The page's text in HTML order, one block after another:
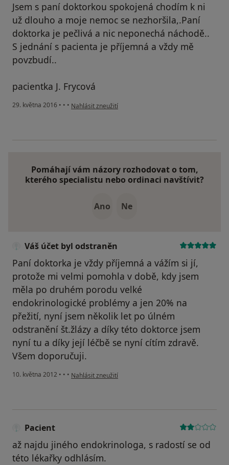
Jsem s paní doktorkou spokojená chodím k ni
už dlouho a moje nemoc se nezhoršila,.Paní
doktorka je pečlivá a nic neponechá náchodě..
S jednání s pacienta je příjemná a vždy mě
povzbudí..
pacientka J. Frycová
29. května 2016 • • • podle názoru uživatele Váš účet byl odstraněn
Nahlásit zneužití
Pomáhají vám názory rozhodovat o tom,
kterého specialistu nebo ordinaci navštívit?
Ano Ne
Váš účet byl odstraněn
Paní doktorka je vždy příjemná a vážím si jí,
protože mi velmi pomohla v době, kdy jsem
měla po druhém porodu velké
endokrinologické problémy a jen 20% na
přežití, nyní jsem několik let po úlném
odstranění št.žlázy a díky této doktorce jsem
nyní tu a díky její léčbě se nyní cítím zdravě.
Všem doporučuji.
10. května 2012 • • • podle názoru uživatele Váš účet byl odstraněn
Nahlásit zneužití
Pacient
až najdu jiného endokrinologa, s radostí se od
této lékařky odhlásím.